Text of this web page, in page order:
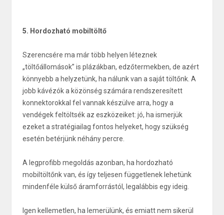
5. Hordozható mobiltöltő
Szerencsére ma már több helyen léteznek
„töltőállomások” is plázákban, edzőtermekben, de azért
könnyebb a helyzetünk, ha nálunk van a saját töltőnk. A
jobb kávézók a közönség számára rendszeresített
konnektorokkal fel vannak készülve arra, hogy a
vendégek feltöltsék az eszközeiket: jó, ha ismerjük
ezeket a stratégiailag fontos helyeket, hogy szükség
esetén betérjünk néhány percre.
A legprofibb megoldás azonban, ha hordozható
mobiltöltőnk van, és így teljesen függetlenek lehetünk
mindenféle külső áramforrástól, legalábbis egy ideig.
Igen kellemetlen, ha lemerülünk, és emiatt nem sikerül